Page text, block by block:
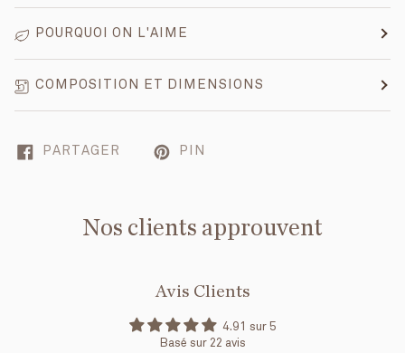
POURQUOI ON L'AIME
COMPOSITION ET DIMENSIONS
PARTAGER PIN
Nos clients approuvent
Avis Clients
4.91 sur 5
Basé sur 22 avis